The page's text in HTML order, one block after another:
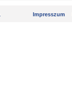
Impresszum